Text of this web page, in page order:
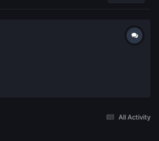
All Activity